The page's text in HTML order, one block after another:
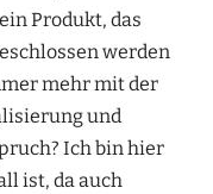
Produkt, das
werden
mehr mit der
und
Ich bin hier
ist, da auch